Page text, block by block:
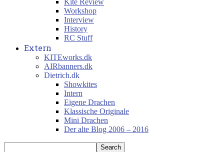
Kite Review
Workshop
Interview
History
RC Stuff
Extern
KITEworks.dk
AIRbanners.dk
Dietrich.dk
Showkites
Intern
Eigene Drachen
Klassische Originale
Mini Drachen
Der alte Blog 2006 – 2016